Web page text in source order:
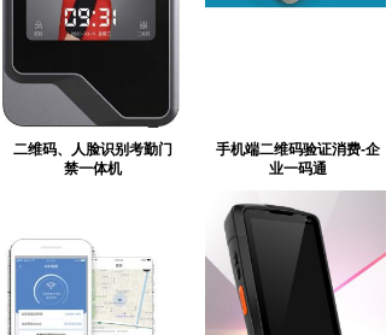
二维码、人脸识别考勤门
禁一体机
手机端二维码验证消费-企
业一码通